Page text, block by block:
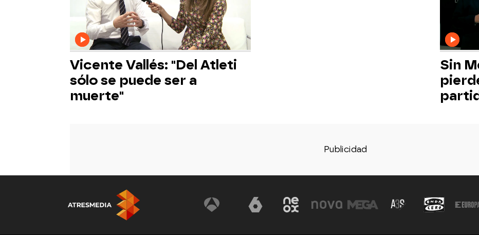
Vicente Vallés: "Del Atleti
sólo se puede ser a
muerte"
Sin